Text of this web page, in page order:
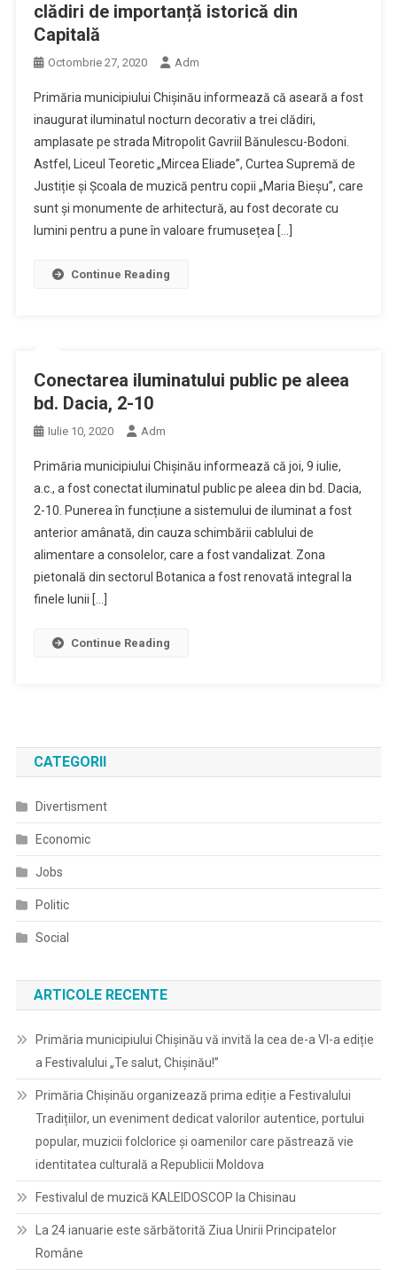
clădiri de importanță istorică din
Capitală
Octombrie 27, 2020 Adm
Primăria municipiului Chișinău informează că aseară a fost
inaugurat iluminatul nocturn decorativ a trei clădiri,
amplasate pe strada Mitropolit Gavriil Bănulescu-Bodoni.
Astfel, Liceul Teoretic „Mircea Eliade”, Curtea Supremă de
Justiție și Școala de muzică pentru copii „Maria Bieșu”, care
sunt și monumente de arhitectură, au fost decorate cu
lumini pentru a pune în valoare frumusețea […]
Continue Reading
Conectarea iluminatului public pe aleea
bd. Dacia, 2-10
Iulie 10, 2020 Adm
Primăria municipiului Chișinău informează că joi, 9 iulie,
a.c., a fost conectat iluminatul public pe aleea din bd. Dacia,
2-10. Punerea în funcțiune a sistemului de iluminat a fost
anterior amânată, din cauza schimbării cablului de
alimentare a consolelor, care a fost vandalizat. Zona
pietonală din sectorul Botanica a fost renovată integral la
finele lunii […]
Continue Reading
CATEGORII
Divertisment
Economic
Jobs
Politic
Social
ARTICOLE RECENTE
Primăria municipiului Chișinău vă invită la cea de-a VI-a ediție
a Festivalului „Te salut, Chișinău!”
Primăria Chișinău organizează prima ediție a Festivalului
Tradițiilor, un eveniment dedicat valorilor autentice, portului
popular, muzicii folclorice și oamenilor care păstrează vie
identitatea culturală a Republicii Moldova
Festivalul de muzică KALEIDOSCOP la Chisinau
La 24 ianuarie este sărbătorită Ziua Unirii Principatelor
Române